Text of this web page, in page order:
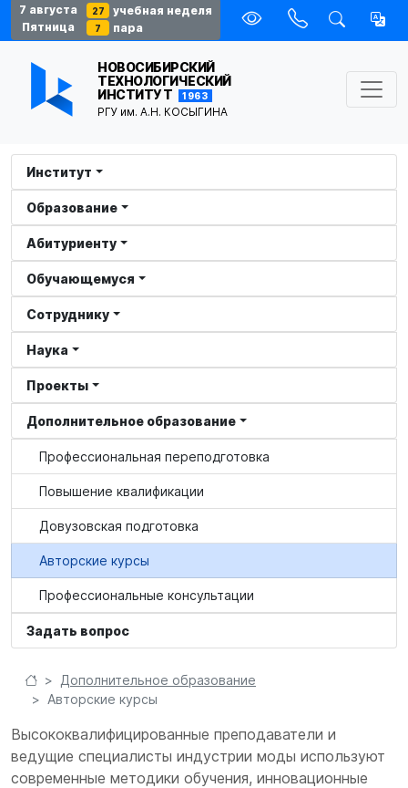
7 августа 27
учебная неделя
Пятница
7 пара
НОВОСИБИРСКИЙ
ТЕХНОЛОГИЧЕСКИЙ
ИНСТИТУТ
1963
РГУ им. А.Н. КОСЫГИНА
Институт
Образование
Абитуриенту
Обучающемуся
Сотруднику
Наука
Проекты
Дополнительное образование
Профессиональная переподготовка
Повышение квалификации
Довузовская подготовка
Авторские курсы
Профессиональные консультации
Задать вопрос
Дополнительное образование
Авторские курсы
Высококвалифицированные преподаватели и
ведущие специалисты индустрии моды используют
современные методики обучения, инновационные